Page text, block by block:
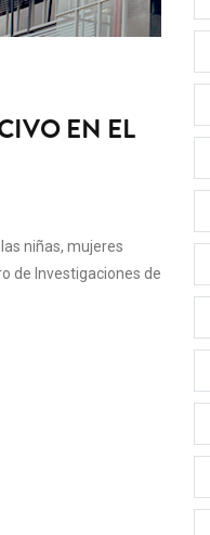
EN EL
niñas, mujeres
de Investigaciones de